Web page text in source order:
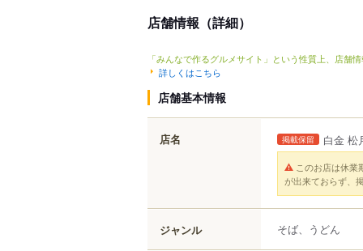
店舗情報（詳細）
「みんなで作るグルメサイト」という性質上、店舗
詳しくはこちら
店舗基本情報
店名 掲載保留 白金 松
このお店は休業
が出来ておらず、
ジャンル そば、うどん